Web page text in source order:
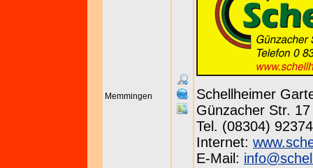
Memmingen
Schellheimer
Günzacher Str.
Tel. (08304)
Internet:
E-Mail: